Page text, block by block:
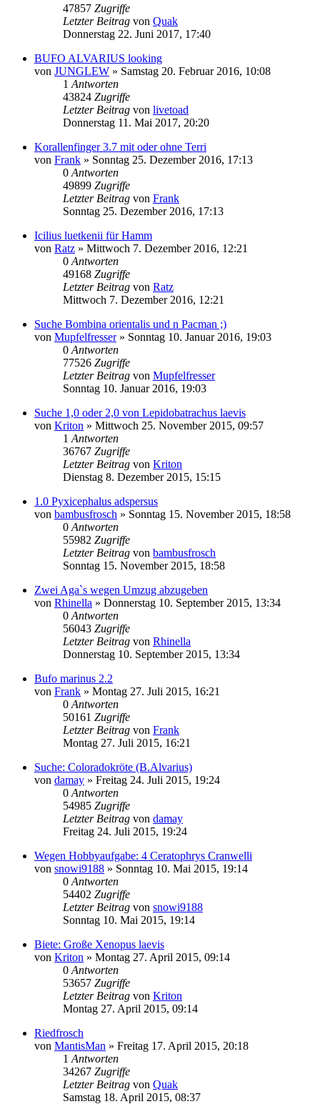
47857 Zugriffe
Letzter Beitrag von Quak
Donnerstag 22. Juni 2017, 17:40
BUFO ALVARIUS looking
von JUNGLEW » Samstag 20. Februar 2016, 10:08
1 Antworten
43824 Zugriffe
Letzter Beitrag von livetoad
Donnerstag 11. Mai 2017, 20:20
Korallenfinger 3.7 mit oder ohne Terri
von Frank » Sonntag 25. Dezember 2016, 17:13
0 Antworten
49899 Zugriffe
Letzter Beitrag von Frank
Sonntag 25. Dezember 2016, 17:13
Icilius luetkenii für Hamm
von Ratz » Mittwoch 7. Dezember 2016, 12:21
0 Antworten
49168 Zugriffe
Letzter Beitrag von Ratz
Mittwoch 7. Dezember 2016, 12:21
Suche Bombina orientalis und n Pacman ;)
von Mupfelfresser» Sonntag 10. Januar 2016, 19:03
0 Antworten
77526 Zugriffe
Letzter Beitrag von Mupfelfresser
Sonntag 10. Januar 2016, 19:03
Suche 1,0 oder 2,0 von Lepidobatrachus laevis
von Kriton » Mittwoch 25. November 2015, 09:57
1 Antworten
36767 Zugriffe
Letzter Beitrag von Kriton
Dienstag 8. Dezember 2015, 15:15
1.0 Pyxicephalus adspersus
von bambusfrosch » Sonntag 15. November 2015, 18:58
0 Antworten
55982 Zugriffe
Letzter Beitrag von bambusfrosch
Sonntag 15. November 2015, 18:58
Zwei Aga`s wegen Umzug abzugeben
von Rhinella » Donnerstag 10. September 2015, 13:34
0 Antworten
56043 Zugriffe
Letzter Beitrag von Rhinella
Donnerstag 10. September 2015, 13:34
Bufo marinus 2.2
von Frank » Montag 27. Juli 2015, 16:21
0 Antworten
50161 Zugriffe
Letzter Beitrag von Frank
Montag 27. Juli 2015, 16:21
Suche: Coloradokröte (B.Alvarius)
von damay » Freitag 24. Juli 2015, 19:24
0 Antworten
54985 Zugriffe
Letzter Beitrag von damay
Freitag 24. Juli 2015, 19:24
Wegen Hobbyaufgabe: 4 Ceratophrys Cranwelli
von snowi9188 » Sonntag 10. Mai 2015, 19:14
0 Antworten
54402 Zugriffe
Letzter Beitrag von snowi9188
Sonntag 10. Mai 2015, 19:14
Biete: Große Xenopus laevis
von Kriton » Montag 27. April 2015, 09:14
0 Antworten
53657 Zugriffe
Letzter Beitrag von Kriton
Montag 27. April 2015, 09:14
Riedfrosch
von MantisMan » Freitag 17. April 2015, 20:18
1 Antworten
34267 Zugriffe
Letzter Beitrag von Quak
Samstag 18. April 2015, 08:37